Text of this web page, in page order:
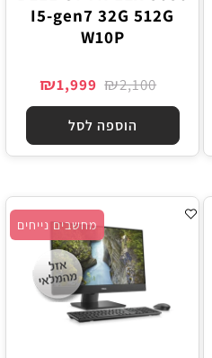
I5-gen7 32G 512G
W10P
₪2,100
₪1,999
הוספה לסל
מחשבים נייחים